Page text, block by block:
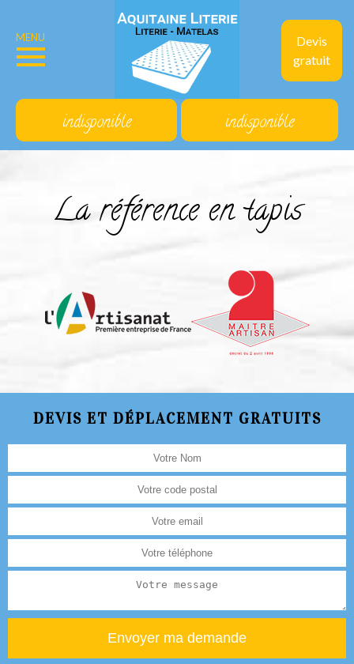
Devis
gratuit
MENU
indisponible indisponible
La référence en tapis
DEVIS ET DÉPLACEMENT GRATUITS